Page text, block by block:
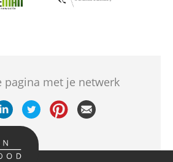
pagina met je netwerk